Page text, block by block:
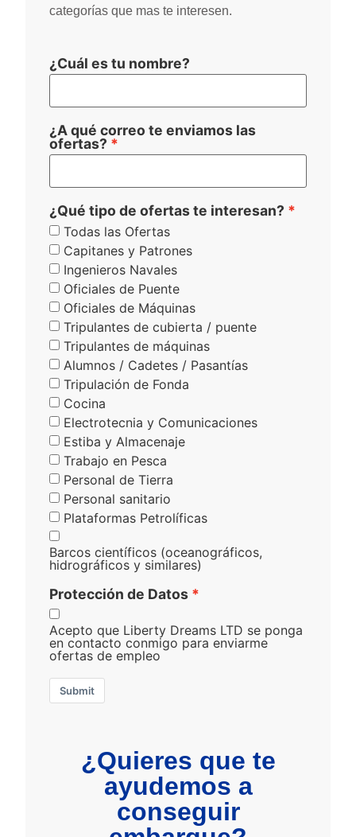
categorías que mas te interesen.
¿Cuál es tu nombre?
¿A qué correo te enviamos las
ofertas?
¿Qué tipo de ofertas te interesan?
Todas las Ofertas
Capitanes y Patrones
Ingenieros Navales
Oficiales de Puente
Oficiales de Máquinas
Tripulantes de cubierta / puente
Tripulantes de máquinas
Alumnos / Cadetes / Pasantías
Tripulación de Fonda
Cocina
Electrotecnia y Comunicaciones
Estiba y Almacenaje
Trabajo en Pesca
Personal de Tierra
Personal sanitario
Plataformas Petrolíficas
Barcos científicos (oceanográficos,
hidrográficos y similares)
Protección de Datos
Acepto que Liberty Dreams LTD se ponga
en contacto conmigo para enviarme
ofertas de empleo
Submit
¿Quieres que te
ayudemos a
conseguir